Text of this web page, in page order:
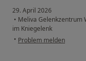
29. April 2026
• Meliva Gelenkzentrum
im Kniegelenk
• Problem melden